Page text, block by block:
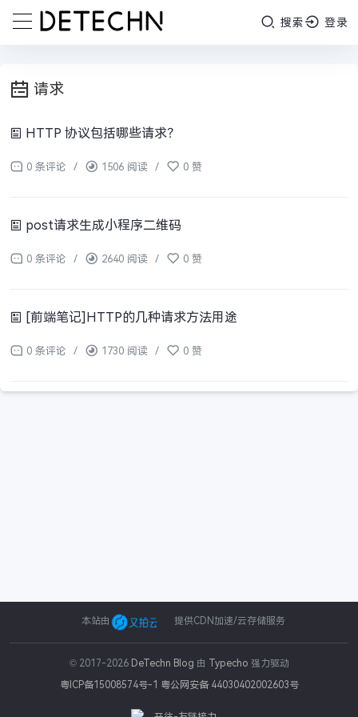
搜索 登录
请求
HTTP 协议包括哪些请求？
0 条评论 / 1506 阅读 / 0 赞
post请求生成小程序二维码
0 条评论 / 2640 阅读 / 0 赞
[前端笔记]HTTP的几种请求方法用途
0 条评论 / 1730 阅读 / 0 赞
本站由 提供CDN加速/云存储服务
© 2017-2026 DeTechn Blog 由 Typecho 强力驱动
粤ICP备15008574号-1 粤公网安备 44030402002603号